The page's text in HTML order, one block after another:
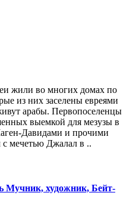
жили во многих домах по
из них заселены евреями
арабы. Первопоселенцы
выемкой для мезузы в
Давидами и прочими
мечетью Джалал в ..
Мучник, художник, Бейт-